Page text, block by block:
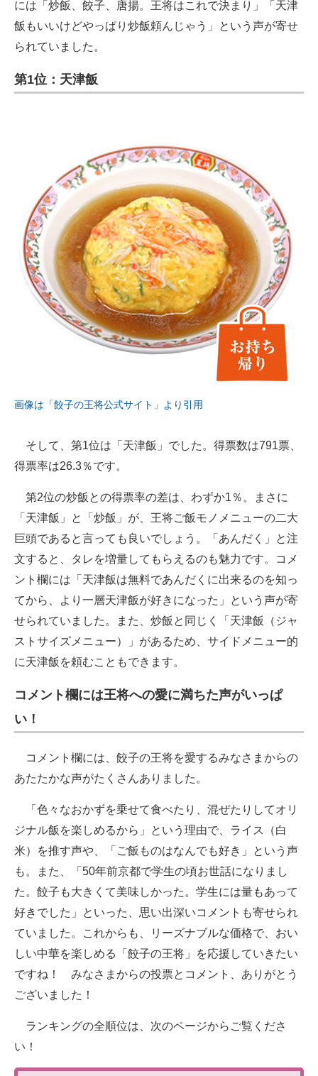
には「炒飯、餃子、唐揚。王将はこれで決まり」「天津
飯もいいけどやっぱり炒飯頼んじゃう」という声が寄せ
られていました。
第1位：天津飯
画像は「餃子の王将公式サイト」より引用
そして、第1位は「天津飯」でした。得票数は791票、
得票率は26.3％です。
第2位の炒飯との得票率の差は、わずか1％。まさに
「天津飯」と「炒飯」が、王将ご飯モノメニューの二大
巨頭であると言っても良いでしょう。「あんだく」と注
文すると、タレを増量してもらえるのも魅力です。コメ
ント欄には「天津飯は無料であんだくに出来るのを知っ
てから、より一層天津飯が好きになった」という声が寄
せられていました。また、炒飯と同じく「天津飯（ジャ
ストサイズメニュー）」があるため、サイドメニュー的
に天津飯を頼むこともできます。
コメント欄には王将への愛に満ちた声がいっぱ
い！
コメント欄には、餃子の王将を愛するみなさまからの
あたたかな声がたくさんありました。
「色々なおかずを乗せて食べたり、混ぜたりしてオリ
ジナル飯を楽しめるから」という理由で、ライス（白
米）を推す声や、「ご飯ものはなんでも好き」という声
も。また、「50年前京都で学生の頃お世話になりまし
た。餃子も大きくて美味しかった。学生には量もあって
好きでした」といった、思い出深いコメントも寄せられ
ていました。これからも、リーズナブルな価格で、おい
しい中華を楽しめる「餃子の王将」を応援していきたい
ですね！ みなさまからの投票とコメント、ありがとう
ございました！
ランキングの全順位は、次のページからご覧くださ
い！